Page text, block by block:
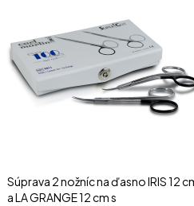
Súprava 2 nožníc na ďasno IRIS 12
a LA GRANGE 12 cm s